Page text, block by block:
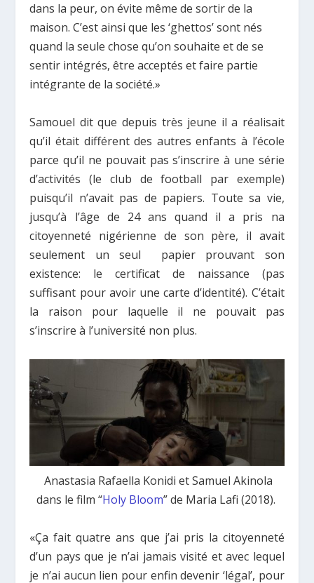
dans la peur, on évite même de sortir de la
maison. C’est ainsi que les ‘ghettos’ sont nés
quand la seule chose qu’on souhaite et de se
sentir intégrés, être acceptés et faire partie
intégrante de la société.»
Samouel dit que depuis très jeune il a réalisait
qu’il était différent des autres enfants à l’école
parce qu’il ne pouvait pas s’inscrire à une série
d’activités (le club de football par exemple)
puisqu’il n’avait pas de papiers. Toute sa vie,
jusqu’à l’âge de 24 ans quand il a pris na
citoyenneté nigérienne de son père, il avait
seulement un seul papier prouvant son
existence: le certificat de naissance (pas
suffisant pour avoir une carte d’identité). C’était
la raison pour laquelle il ne pouvait pas
s’inscrire à l’université non plus.
Anastasia Rafaella Konidi et Samuel Akinola
dans le film “Holy Bloom” de Maria Lafi (2018).
«Ça fait quatre ans que j’ai pris la citoyenneté
d’un pays que je n’ai jamais visité et avec lequel
je n’ai aucun lien pour enfin devenir ‘légal’, pour